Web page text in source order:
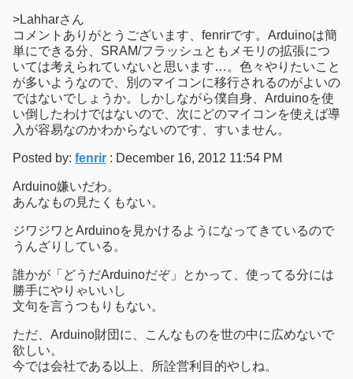
>Lahharさん
コメントありがとうございます、fenrirです。Arduinoは簡
単にできる分、SRAM/フラッシュともメモリの拡張につ
いては考えられていないと思います…。色々やりたいこと
が多いようなので、別のマイコンに移行されるのがよいの
ではないでしょうか。しかしながら僕自身、Arduinoを使
い倒したわけではないので、次にどのマイコンを使えば導
入が容易なのかわからないのです、すいません。
Posted by: fenrir : December 16, 2012 11:54 PM
Arduino嫌いだわ。
あんなもの見たくもない。
ジワジワとArduinoを見かけるようになってきているので
うんざりしている。
誰かが「どうだArduinoだぞ」とかって、使ってる分には
勝手にやりゃいいし
文句を言うつもりもない。
ただ、Arduino財団に、こんなものを世の中に広めないで
欲しい。
今では会社である以上、所詮営利目的やしね。